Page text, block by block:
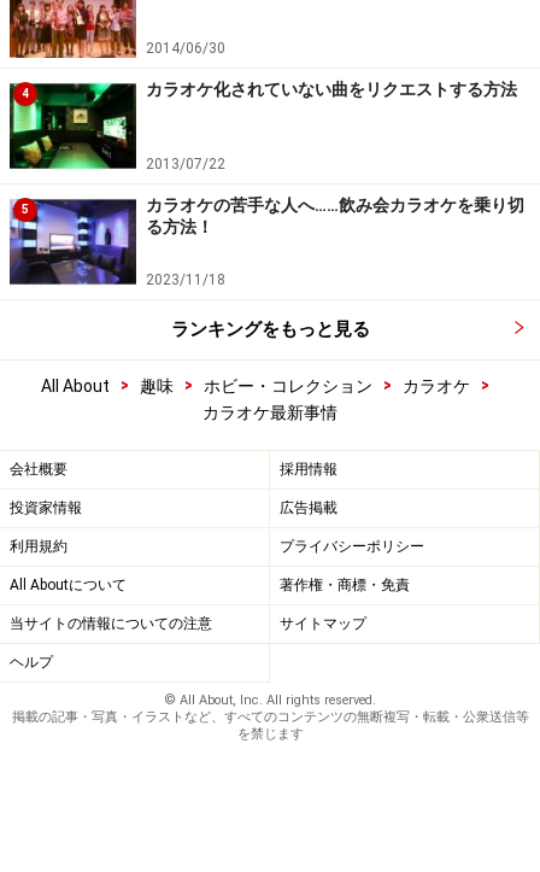
2014/06/30
4 カラオケ化されていない曲をリクエストする方法
2013/07/22
5
カラオケの苦手な人へ……飲み会カラオケを乗り切
る方法！
2023/11/18
ランキングをもっと見る
All About > 趣味 > ホビー・コレクション > カラオケ
>
カラオケ最新事情
会社概要 採用情報
投資家情報 広告掲載
利用規約 プライバシーポリシー
All Aboutについて 著作権・商標・免責
当サイトの情報についての注意 サイトマップ
ヘルプ
© All About, Inc. All rights reserved.
掲載の記事・写真・イラストなど、すべてのコンテンツの無断複写・転載・公衆送信等
を禁じます